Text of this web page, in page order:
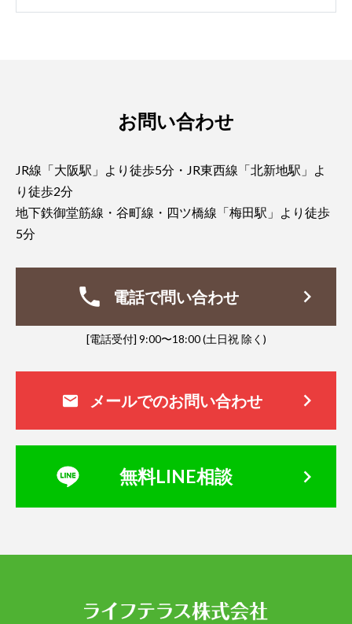
お問い合わせ
JR線「大阪駅」より徒歩5分・JR東西線「北新地駅」よ
り徒歩2分
地下鉄御堂筋線・谷町線・四ツ橋線「梅田駅」より徒歩
5分
phone 電話で問い合わせ keyboard_arrow_right
[電話受付] 9:00〜18:00 (土日祝 除く)
無料LINE相談 keyboard_arrow_right
mail メールでのお問い合わせ keyboard_arrow_right